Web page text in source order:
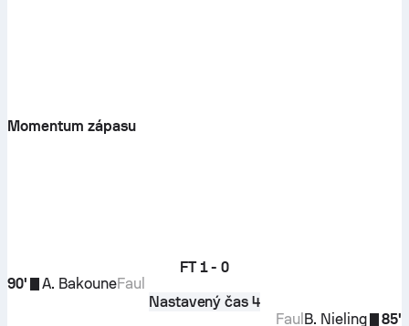
Momentum zápasu
FT 1 - 0
90'
A. BakouneFaul
Nastavený čas 4
85'
B. Nieling
Faul